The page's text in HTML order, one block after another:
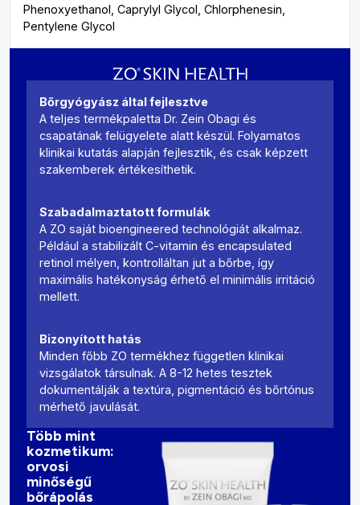
Phenoxyethanol, Caprylyl Glycol, Chlorphenesin,
Pentylene Glycol
Bőrgyógyász által fejlesztve
A teljes termékpaletta Dr. Zein Obagi és
csapatának felügyelete alatt készül. Folyamatos
klinikai kutatás alapján fejlesztik, és csak képzett
szakemberek értékesíthetik.
Szabadalmaztatott formulák
A ZO saját bioengineered technológiát alkalmaz.
Például a stabilizált C-vitamin és encapsulated
retinol mélyen, kontrolláltan jut a bőrbe, így
maximális hatékonyság érhető el minimális irritáció
mellett.
Bizonyított hatás
Minden főbb ZO termékhez független klinikai
vizsgálatok társulnak. A 8-12 hetes tesztek
dokumentálják a textúra, pigmentáció és bőrtónus
mérhető javulását.
Több mint
kozmetikum:
orvosi
minőségű
bőrápolás